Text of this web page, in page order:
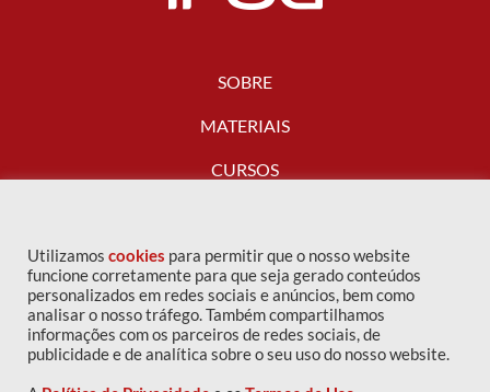
SOBRE
MATERIAIS
CURSOS
FALE CONOSCO
Utilizamos cookies para permitir que o nosso website
funcione corretamente para que seja gerado conteúdos
personalizados em redes sociais e anúncios, bem como
analisar o nosso tráfego. Também compartilhamos
informações com os parceiros de redes sociais, de
publicidade e de analítica sobre o seu uso do nosso website.